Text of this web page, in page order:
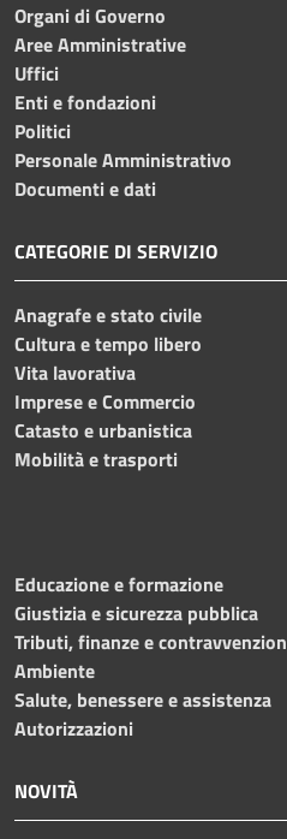
Organi di Governo
Aree Amministrative
Uffici
Enti e fondazioni
Politici
Personale Amministrativo
Documenti e dati
CATEGORIE DI SERVIZIO
Anagrafe e stato civile
Cultura e tempo libero
Vita lavorativa
Imprese e Commercio
Catasto e urbanistica
Mobilità e trasporti
Educazione e formazione
Giustizia e sicurezza pubblica
Tributi, finanze e
Ambiente
Salute, benessere e assistenza
Autorizzazioni
NOVITÀ